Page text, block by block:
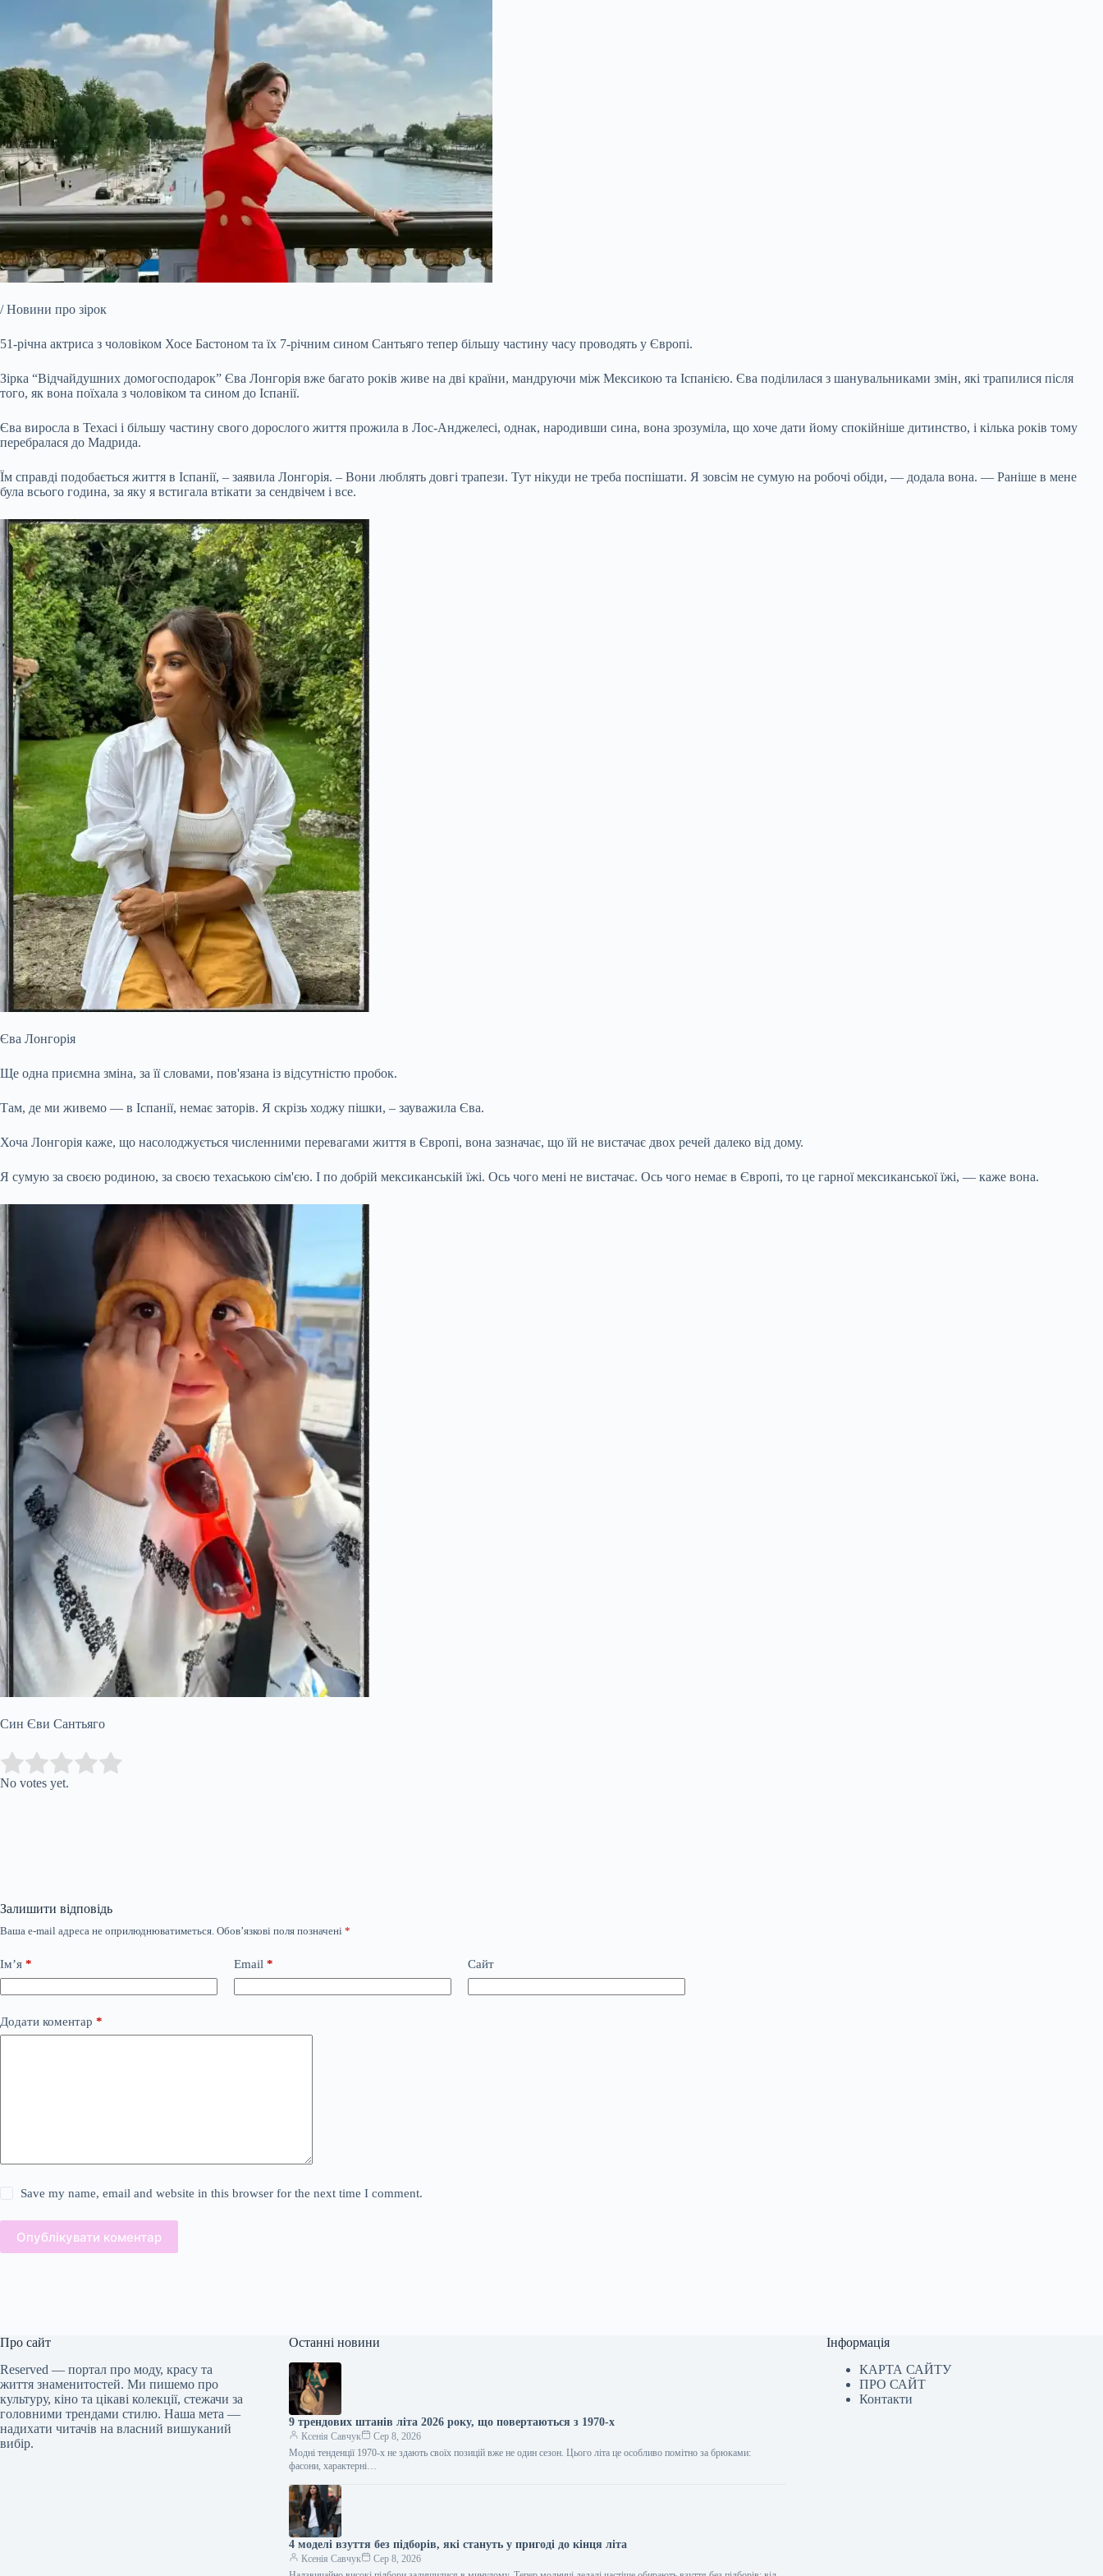
/ Новини про зірок
51-річна актриса з чоловіком Хосе Бастоном та їх 7-річним сином Сантьяго тепер більшу частину часу проводять у Європі.
Зірка “Відчайдушних домогосподарок” Єва Лонгорія вже багато років живе на дві країни, мандруючи між Мексикою та Іспанією. Єва поділилася з шанувальниками змін, які трапилися після
того, як вона поїхала з чоловіком та сином до Іспанії.
Єва виросла в Техасі і більшу частину свого дорослого життя прожила в Лос-Анджелесі, однак, народивши сина, вона зрозуміла, що хоче дати йому спокійніше дитинство, і кілька років тому
перебралася до Мадрида.
Їм справді подобається життя в Іспанії, – заявила Лонгорія. – Вони люблять довгі трапези. Тут нікуди не треба поспішати. Я зовсім не сумую на робочі обіди, — додала вона. — Раніше в мене
була всього година, за яку я встигала втікати за сендвічем і все.
Єва Лонгорія
Ще одна приємна зміна, за її словами, пов'язана із відсутністю пробок.
Там, де ми живемо — в Іспанії, немає заторів. Я скрізь ходжу пішки, – зауважила Єва.
Хоча Лонгорія каже, що насолоджується численними перевагами життя в Європі, вона зазначає, що їй не вистачає двох речей далеко від дому.
Я сумую за своєю родиною, за своєю техаською сім'єю. І по добрій мексиканській їжі. Ось чого мені не вистачає. Ось чого немає в Європі, то це гарної мексиканської їжі, — каже вона.
Син Єви Сантьяго
Rate this item:
No votes yet.
Залишити відповідь
Ваша e-mail адреса не оприлюднюватиметься. Обов’язкові поля позначені *
Ім’я * Email * Сайт
Додати коментар *
Save my name, email and website in this browser for the next time I comment.
Опублікувати коментар
Про сайт
Reserved — портал про моду, красу та
життя знаменитостей. Ми пишемо про
культуру, кіно та цікаві колекції, стежачи за
головними трендами стилю. Наша мета —
надихати читачів на власний вишуканий
вибір.
Останні новини
9 трендових штанів літа 2026 року, що повертаються з 1970-х
Ксенія Савчук
Сер 8, 2026
Модні тенденції 1970-х не здають своїх позицій вже не один сезон. Цього літа це особливо помітно за брюками:
фасони, характерні…
4 моделі взуття без підборів, які стануть у пригоді до кінця літа
Ксенія Савчук
Сер 8, 2026
Інформація
КАРТА САЙТУ
ПРО САЙТ
Контакти